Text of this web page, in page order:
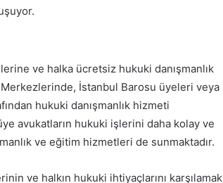
ve halka ücretsiz hukuki danışmanlık
İstanbul Barosu üyeleri veya
hukuki danışmanlık hizmeti
avukatların hukuki işlerini daha kolay ve
ve eğitim hizmetleri de sunmaktadır.
ve halkın hukuki ihtiyaçlarını karşılamak